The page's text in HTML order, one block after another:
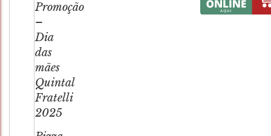
Promoção
–
Dia
das
mães
Quintal
Fratelli
2025